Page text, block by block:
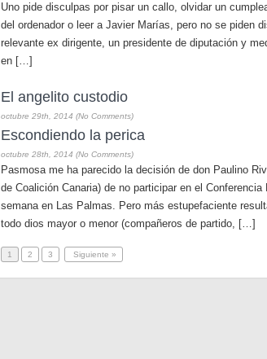
Uno pide disculpas por pisar un callo, olvidar un
del ordenador o leer a Javier Marías, pero no se piden
relevante ex dirigente, un presidente de diputación y
en […]
El angelito custodio
octubre 29th, 2014 (No Comments)
Escondiendo la perica
octubre 28th, 2014 (No Comments)
Pasmosa me ha parecido la decisión de don Paulino
de Coalición Canaria) de no participar en el
semana en Las Palmas. Pero más estupefaciente
todo dios mayor o menor (compañeros de partido, […]
1 2 3 Siguiente »